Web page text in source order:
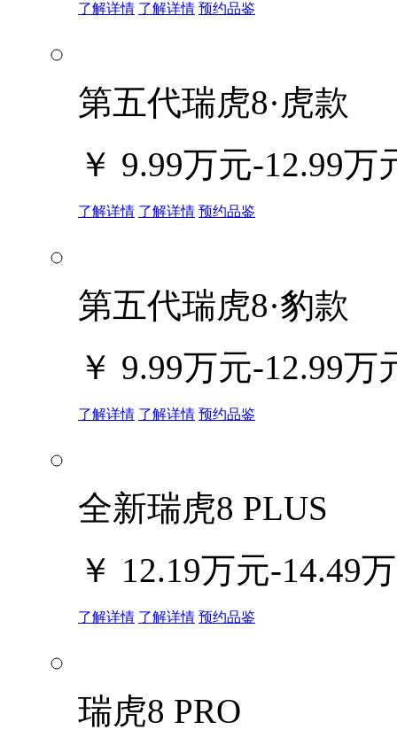
了解详情 了解详情 预约品鉴
第五代瑞虎8·虎款
￥ 9.99万元-12.99万
了解详情 了解详情 预约品鉴
第五代瑞虎8·豹款
￥ 9.99万元-12.99万
了解详情 了解详情 预约品鉴
全新瑞虎8 PLUS
￥ 12.19万元-14.49
了解详情 了解详情 预约品鉴
瑞虎8 PRO